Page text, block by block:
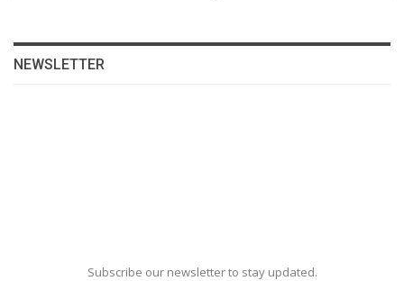
NEWSLETTER
Subscribe our newsletter to stay updated.